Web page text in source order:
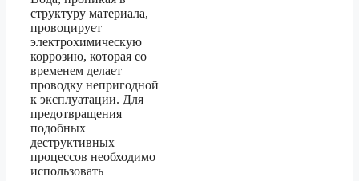
структуру материала,
провоцирует
электрохимическую
коррозию, которая со
временем делает
проводку непригодной
к эксплуатации. Для
предотвращения
подобных
деструктивных
процессов необходимо
использовать